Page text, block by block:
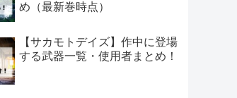
め（最新巻時点）
【サカモトデイズ】作中に登場
する武器一覧・使用者まとめ！